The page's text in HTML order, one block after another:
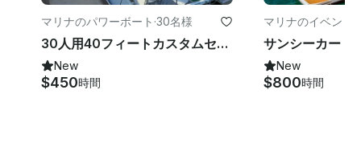
マリナのパワーボート ·30名様
30人用40フィートカスタムセーリングカタマランオールインクルーシブ！
New
$450時間
マリナのイベント
New
$800時間